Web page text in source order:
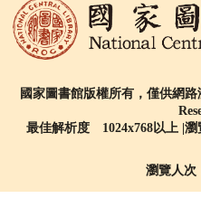
國家圖書館版權所有，僅供網
最佳解析度 1024x768以上 |
瀏覽人次